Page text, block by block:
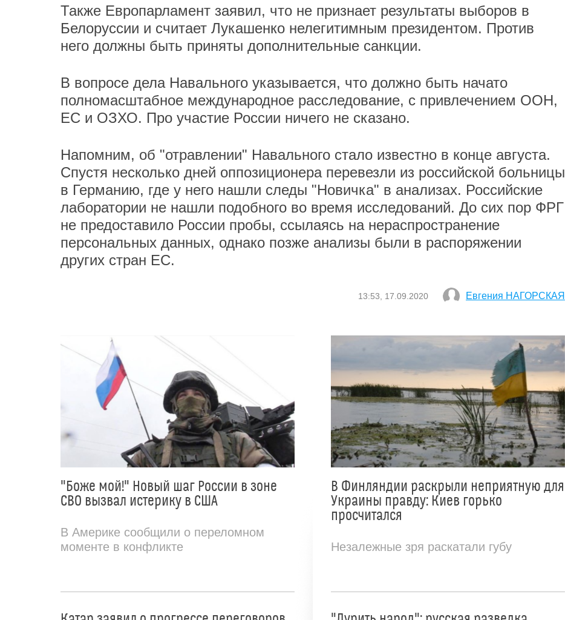
Также Европарламент заявил, что не признает результаты выборов в
Белоруссии и считает Лукашенко нелегитимным президентом. Против
него должны быть приняты дополнительные санкции.
В вопросе дела Навального указывается, что должно быть начато
полномасштабное международное расследование, с привлечением ООН,
ЕС и ОЗХО. Про участие России ничего не сказано.
Напомним, об "отравлении" Навального стало известно в конце августа.
Спустя несколько дней оппозиционера перевезли из российской больницы
в Германию, где у него нашли следы "Новичка" в анализах. Российские
лаборатории не нашли подобного во время исследований. До сих пор ФРГ
не предоставило России пробы, ссылаясь на нераспространение
персональных данных, однако позже анализы были в распоряжении
других стран ЕС.
13:53, 17.09.2020 Евгения НАГОРСКАЯ
"Боже мой!" Новый шаг России в зоне
СВО вызвал истерику в США
В Америке сообщили о переломном
моменте в конфликте
В Финляндии раскрыли неприятную для
Украины правду: Киев горько
просчитался
Незалежные зря раскатали губу